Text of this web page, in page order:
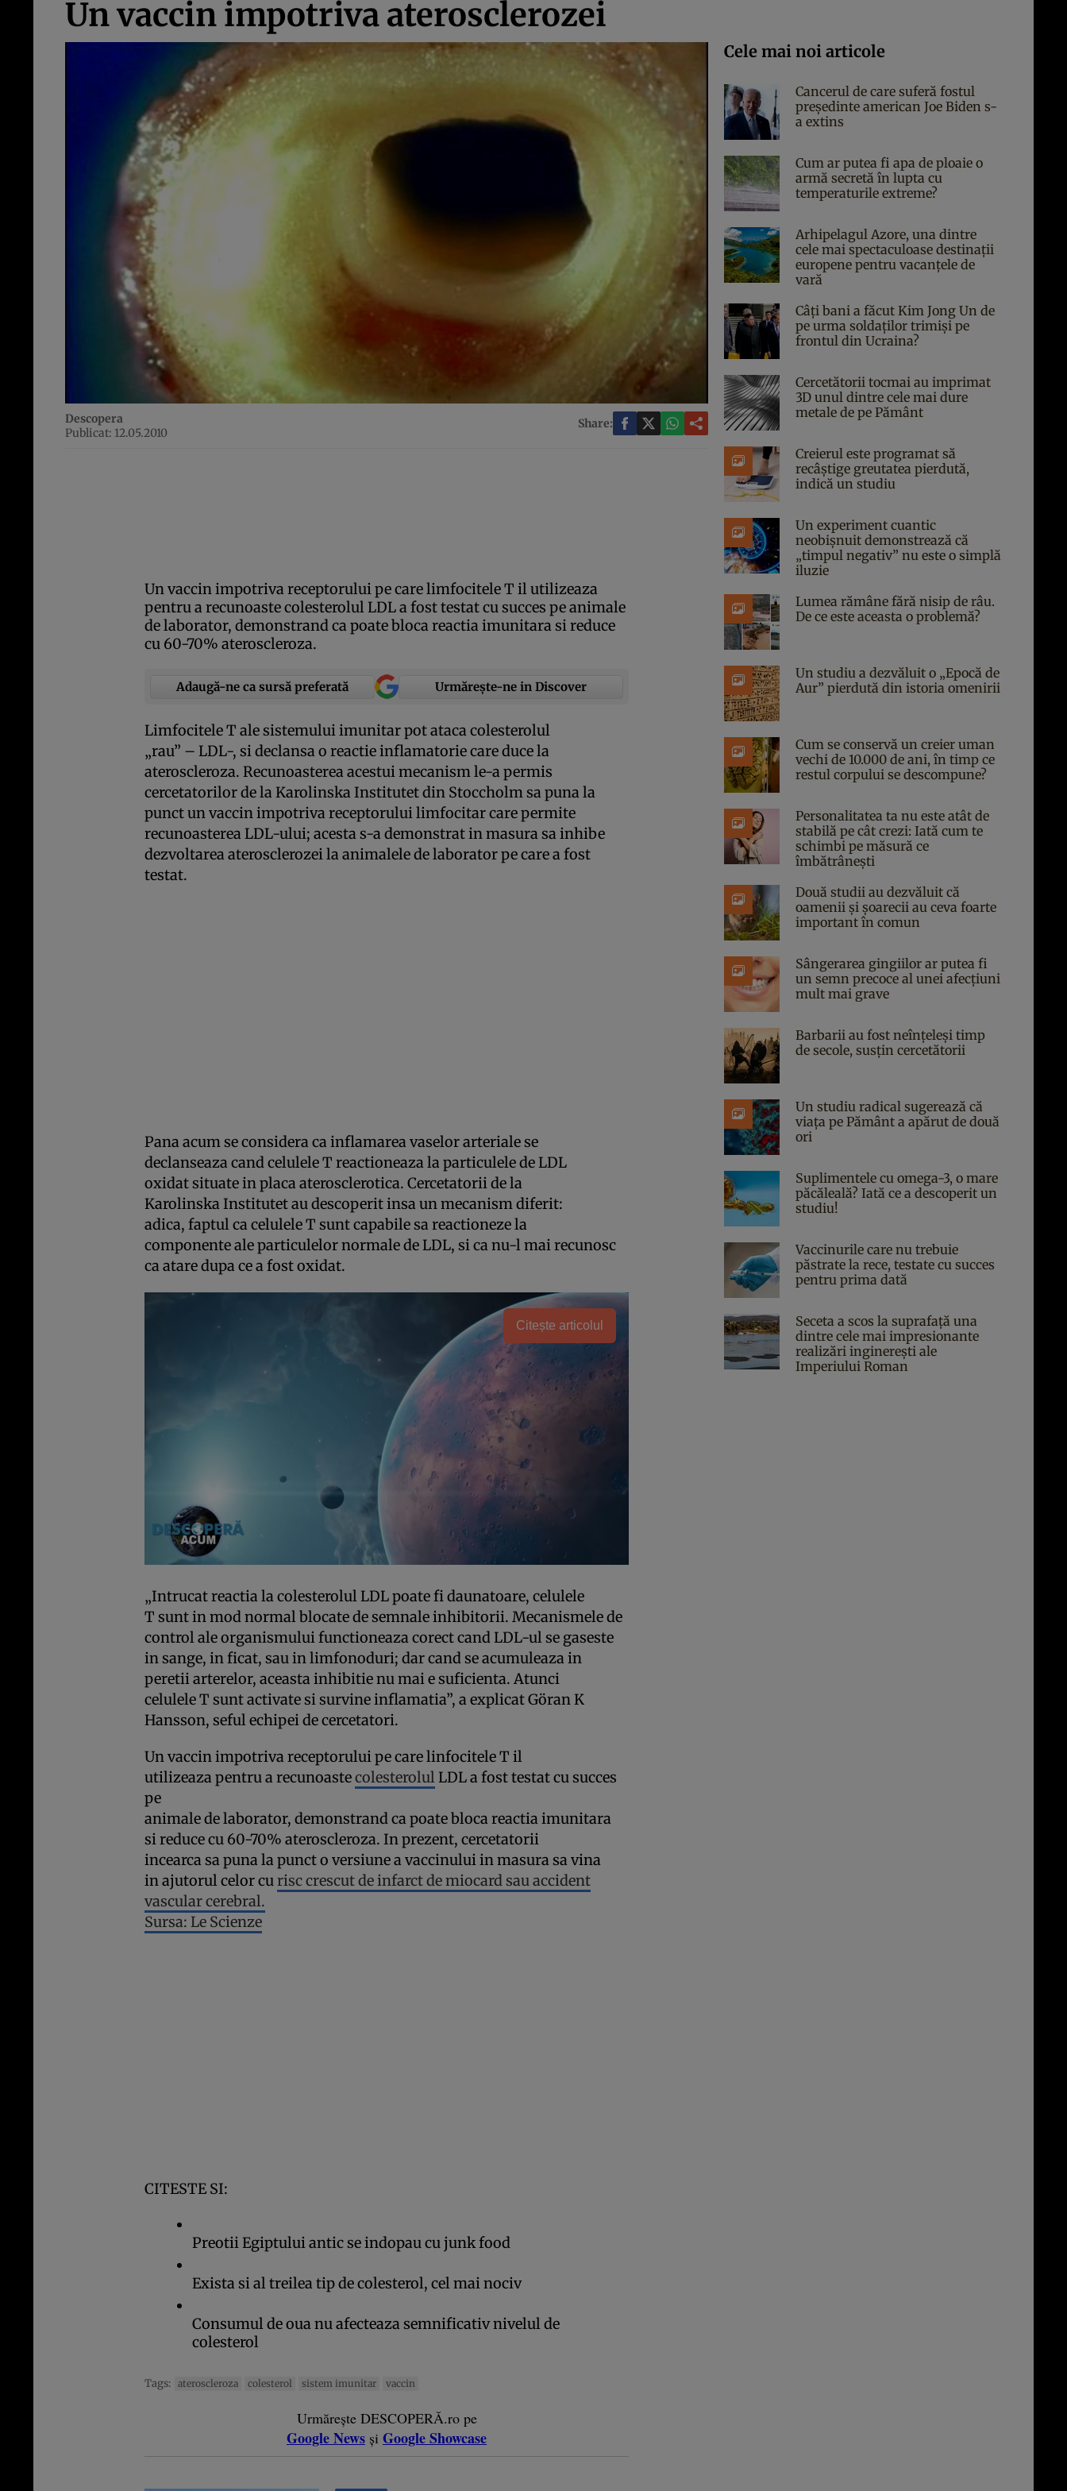
Un vaccin impotriva aterosclerozei
Descopera
Publicat: 12.05.2010
Share:
Un vaccin impotriva receptorului pe care limfocitele T il utilizeaza
pentru a recunoaste colesterolul LDL a fost testat cu succes pe animale
de laborator, demonstrand ca poate bloca reactia imunitara si reduce
cu 60-70% ateroscleroza.
Adaugă-ne ca sursă preferată Urmărește-ne in Discover
Limfocitele T ale sistemului imunitar pot ataca colesterolul
„rau” – LDL-, si declansa o reactie inflamatorie care duce la
ateroscleroza. Recunoasterea acestui mecanism le-a permis
cercetatorilor de la Karolinska Institutet din Stoccholm sa puna la
punct un vaccin impotriva receptorului limfocitar care permite
recunoasterea LDL-ului; acesta s-a demonstrat in masura sa inhibe
dezvoltarea aterosclerozei la animalele de laborator pe care a fost
testat.
Pana acum se considera ca inflamarea vaselor arteriale se
declanseaza cand celulele T reactioneaza la particulele de LDL
oxidat situate in placa aterosclerotica. Cercetatorii de la
Karolinska Institutet au descoperit insa un mecanism diferit:
adica, faptul ca celulele T sunt capabile sa reactioneze la
componente ale particulelor normale de LDL, si ca nu-l mai recunosc
ca atare dupa ce a fost oxidat.
Citește articolul
„Intrucat reactia la colesterolul LDL poate fi daunatoare, celulele
T sunt in mod normal blocate de semnale inhibitorii. Mecanismele de
control ale organismului functioneaza corect cand LDL-ul se gaseste
in sange, in ficat, sau in limfonoduri; dar cand se acumuleaza in
peretii arterelor, aceasta inhibitie nu mai e suficienta. Atunci
celulele T sunt activate si survine inflamatia”, a explicat Göran K
Hansson, seful echipei de cercetatori.
Un vaccin impotriva receptorului pe care linfocitele T il
utilizeaza pentru a recunoastecolesterolul LDL a fost testat cu succes
pe
animale de laborator, demonstrand ca poate bloca reactia imunitara
si reduce cu 60-70% ateroscleroza. In prezent, cercetatorii
incearca sa puna la punct o versiune a vaccinului in masura sa vina
in ajutorul celor curisc crescut de infarct de miocard sau accident
vascular cerebral.
Sursa: Le Scienze
CITESTE SI:
Preotii Egiptului antic se indopau cu junk food
Exista si al treilea tip de colesterol, cel mai nociv
Consumul de oua nu afecteaza semnificativ nivelul de
colesterol
Tags: ateroscleroza colesterol sistem imunitar vaccin
Urmărește DESCOPERĂ.ro pe
Google News și Google Showcase
Cele mai noi articole
Cancerul de care suferă fostul
președinte american Joe Biden s-
a extins
Cum ar putea fi apa de ploaie o
armă secretă în lupta cu
temperaturile extreme?
Arhipelagul Azore, una dintre
cele mai spectaculoase destinații
europene pentru vacanțele de
vară
Câți bani a făcut Kim Jong Un de
pe urma soldaților trimiși pe
frontul din Ucraina?
Cercetătorii tocmai au imprimat
3D unul dintre cele mai dure
metale de pe Pământ
Creierul este programat să
recâștige greutatea pierdută,
indică un studiu
Un experiment cuantic
neobișnuit demonstrează că
„timpul negativ” nu este o simplă
iluzie
Lumea rămâne fără nisip de râu.
De ce este aceasta o problemă?
Un studiu a dezvăluit o „Epocă de
Aur” pierdută din istoria omenirii
Cum se conservă un creier uman
vechi de 10.000 de ani, în timp ce
restul corpului se descompune?
Personalitatea ta nu este atât de
stabilă pe cât crezi: Iată cum te
schimbi pe măsură ce
îmbătrânești
Două studii au dezvăluit că
oamenii și șoarecii au ceva foarte
important în comun
Sângerarea gingiilor ar putea fi
un semn precoce al unei afecțiuni
mult mai grave
Barbarii au fost neînțeleși timp
de secole, susțin cercetătorii
Un studiu radical sugerează că
viața pe Pământ a apărut de două
ori
Suplimentele cu omega-3, o mare
păcăleală? Iată ce a descoperit un
studiu!
Vaccinurile care nu trebuie
păstrate la rece, testate cu succes
pentru prima dată
Seceta a scos la suprafață una
dintre cele mai impresionante
realizări inginerești ale
Imperiului Roman